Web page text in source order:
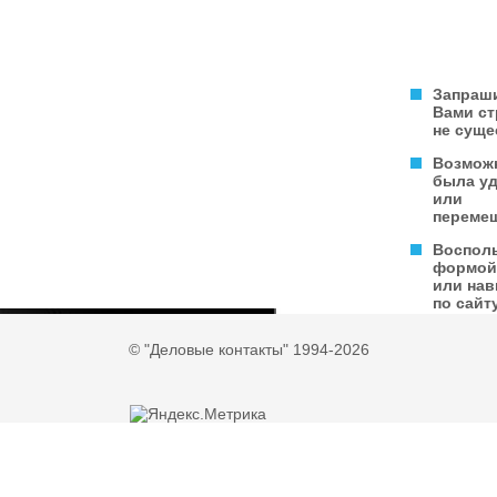
Вами
не
была
или
формой
или
по
© "Деловые контакты" 1994-2026